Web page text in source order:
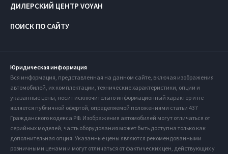
ПОИСК ПО САЙТУ
ДИЛЕРСКИЙ ЦЕНТР VOYAH
Юридическая информация
Вся информация, представленная на данном сайте, включая изображения
автомобилей, их комплектации, технические характеристики, опции и
указанные цены, носит исключительно информационный характер и не
является публичной офертой, определяемой положениями статьи 437
Гражданского кодекса РФ. Изображения автомобилей могут отличаться от
серийных моделей, часть оборудования может быть доступна только как
дополнительная опция. Указанные цены являются рекомендованными
розничными ценами и могут отличаться от фактических цен, действующих у